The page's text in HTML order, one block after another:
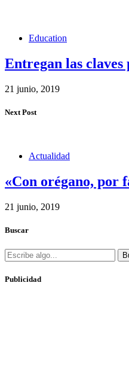
Education
Entregan las
21 junio, 2019
Next Post
Actualidad
«Con orégano, por
21 junio, 2019
Buscar
Publicidad